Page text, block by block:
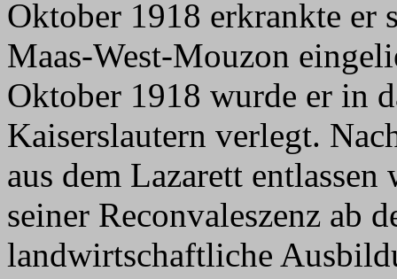
Oktober 1918 erkrankte er
Maas-West-Mouzon
Oktober 1918 wurde er in
Kaiserslautern verlegt.
aus dem Lazarett
seiner Reconvaleszenz ab
landwirtschaftliche